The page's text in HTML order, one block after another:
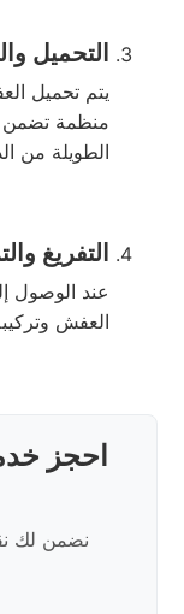
التحميل
يتم تحميل
منظمة تضمن
الطويلة من
التفريغ
عند الوصول
العفش
احجز
نضمن لك